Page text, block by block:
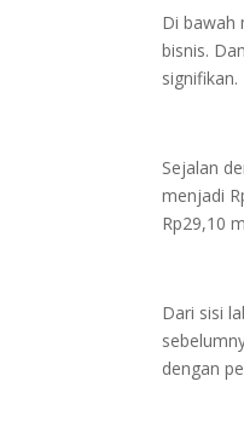
Di bawah
bisnis.
signifikan.
Sejalan
menjadi
Rp29,10
Dari sisi
dengan